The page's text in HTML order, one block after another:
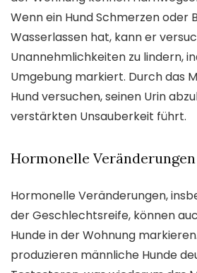
Wenn ein Hund Schmerzen oder
Wasserlassen hat, kann er
Unannehmlichkeiten zu lindern,
Umgebung markiert. Durch das
Hund versuchen, seinen Urin
verstärkten Unsauberkeit führt.
Hormonelle Veränderungen
Hormonelle Veränderungen,
der Geschlechtsreife, können
Hunde in der Wohnung
produzieren männliche Hunde